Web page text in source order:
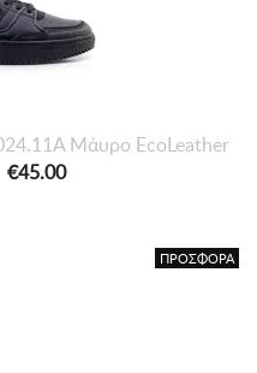
Μάυρο EcoLeather
€45.00
ΠΡΟΣΦΟΡΑ